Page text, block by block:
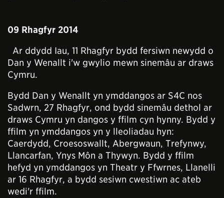
09 Rhagfyr 2014
Ar ddydd Iau, 11 Rhagfyr bydd fersiwn newydd o
Dan y Wenallt i'w gwylio mewn sinemâu ar draws
Cymru.
Bydd Dan y Wenallt yn ymddangos ar S4C nos
Sadwrn, 27 Rhagfyr, ond bydd sinemâu dethol ar
draws Cymru yn dangos y ffilm cyn hynny. Bydd y
ffilm yn ymddangos yn y lleoliadau hyn:
Caerdydd, Croesoswallt, Abergwaun, Trefynwy,
Llancarfan, Ynys Môn a Thywyn. Bydd y ffilm
hefyd yn ymddangos yn Theatr y Ffwrnes, Llanelli
ar 16 Rhagfyr, a bydd sesiwn cwestiwn ac ateb
wedi'r ffilm.